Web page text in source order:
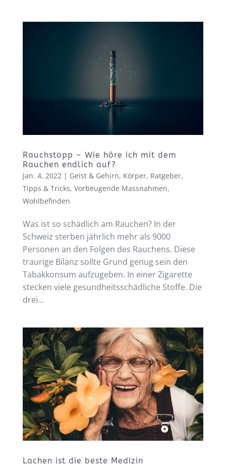
Rauchstopp – Wie höre ich mit dem
Rauchen endlich auf?
Jan. 4, 2022| Geist & Gehirn, Körper, Ratgeber,
Tipps & Tricks, Vorbeugende Massnahmen,
Wohlbefinden
Was ist so schädlich am Rauchen? In der
Schweiz sterben jährlich mehr als 9000
Personen an den Folgen des Rauchens. Diese
traurige Bilanz sollte Grund genug sein den
Tabakkonsum aufzugeben. In einer Zigarette
stecken viele gesundheitsschädliche Stoffe. Die
drei...
Lachen ist die beste Medizin